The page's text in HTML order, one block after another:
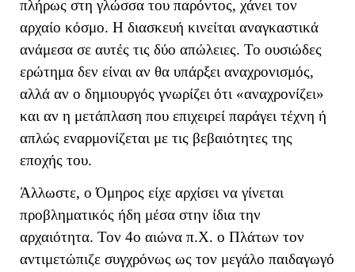
πλήρως στη γλώσσα του παρόντος, χάνει τον
αρχαίο κόσμο. Η διασκευή κινείται αναγκαστικά
ανάμεσα σε αυτές τις δύο απώλειες. Το ουσιώδες
ερώτημα δεν είναι αν θα υπάρξει αναχρονισμός,
αλλά αν ο δημιουργός γνωρίζει ότι «αναχρονίζει»
και αν η μετάπλαση που επιχειρεί παράγει τέχνη ή
απλώς εναρμονίζεται με τις βεβαιότητες της
εποχής του.
Άλλωστε, ο Όμηρος είχε αρχίσει να γίνεται
προβληματικός ήδη μέσα στην ίδια την
αρχαιότητα. Τον 4ο αιώνα π.Χ. ο Πλάτων τον
αντιμετώπιζε συγχρόνως ως τον μεγάλο παιδαγωγό